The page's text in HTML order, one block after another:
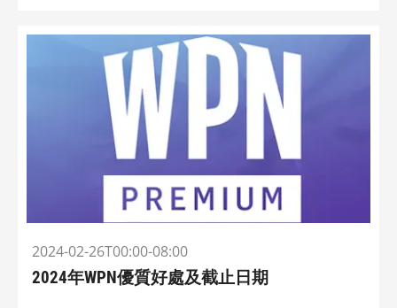
2024-02-26T00:00-08:00
2024年WPN優質好處及截止日期